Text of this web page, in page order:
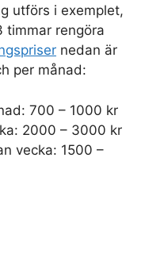
utförs i exemplet,
timmar rengöra
nedan är
per månad:
700 – 1000 kr
2000 – 3000 kr
vecka: 1500 –